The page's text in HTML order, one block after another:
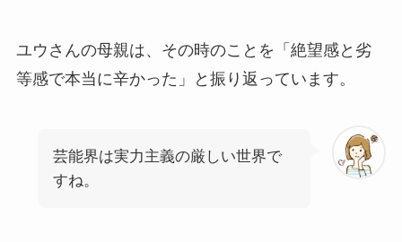
ユウさんの母親は、その時のことを「絶望感と劣
等感で本当に辛かった」と振り返っています。
芸能界は実力主義の厳しい世界で
すね。